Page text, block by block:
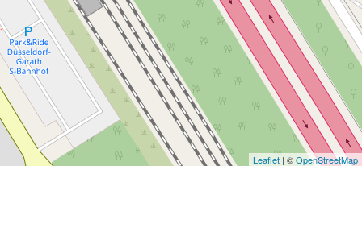
Leaflet | ©OpenStreetMap